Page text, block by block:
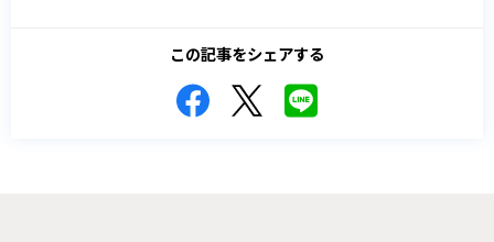
この記事をシェアする